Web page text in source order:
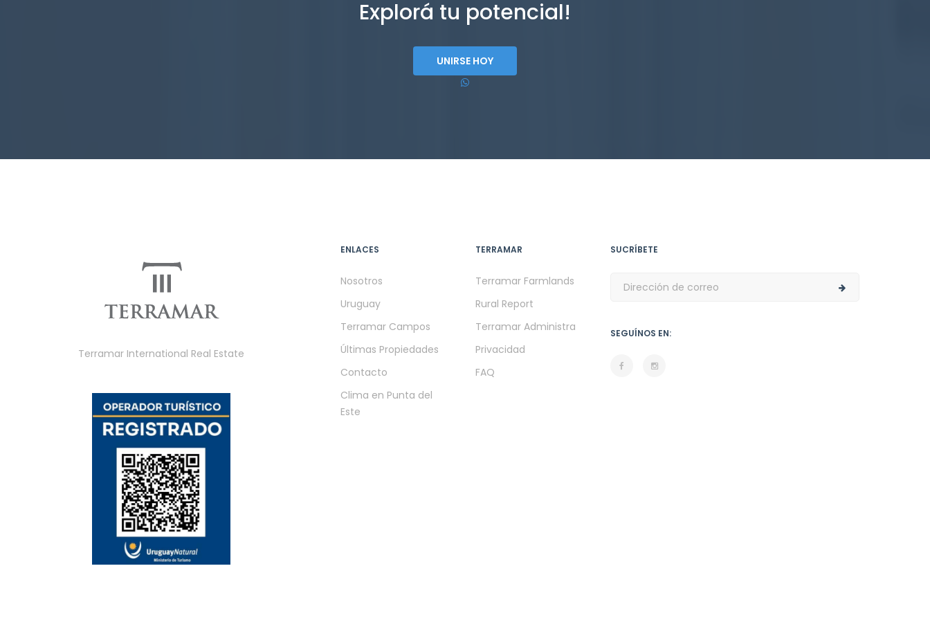
Explorá tu potencial!
UNIRSE HOY
Terramar International Real Estate
ENLACES
Nosotros
Uruguay
Terramar Campos
Últimas Propiedades
Contacto
Clima en Punta del
Este
TERRAMAR
Terramar Farmlands
Rural Report
Terramar Administra
Privacidad
FAQ
SUCRÍBETE
SEGUÍNOS EN: